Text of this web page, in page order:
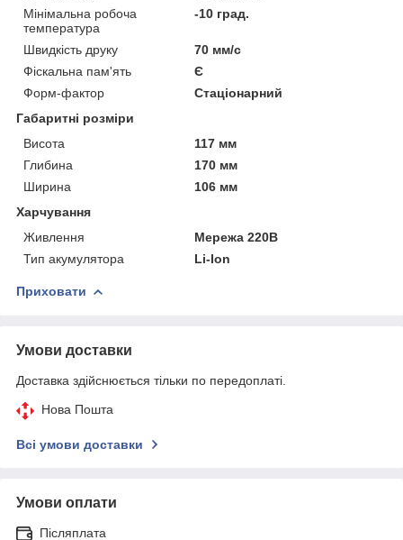
Мінімальна робоча
температура
-10 град.
Швидкість друку
70 мм/с
Фіскальна пам'ять
Є
Форм-фактор
Стаціонарний
Габаритні розміри
Висота
117 мм
Глибина
170 мм
Ширина
106 мм
Харчування
Живлення
Мережа 220В
Тип акумулятора
Li-Ion
Приховати
Умови доставки
Доставка здійснюється тільки по передоплаті.
Нова Пошта
Всі умови доставки
Умови оплати
Післяплата